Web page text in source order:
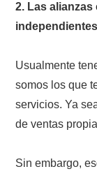
2. Las
Usualmente
somos los que
servicios. Ya
de ventas
Sin embargo,